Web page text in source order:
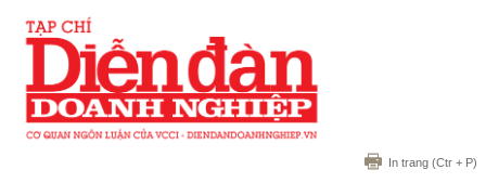
In trang (Ctr + P)